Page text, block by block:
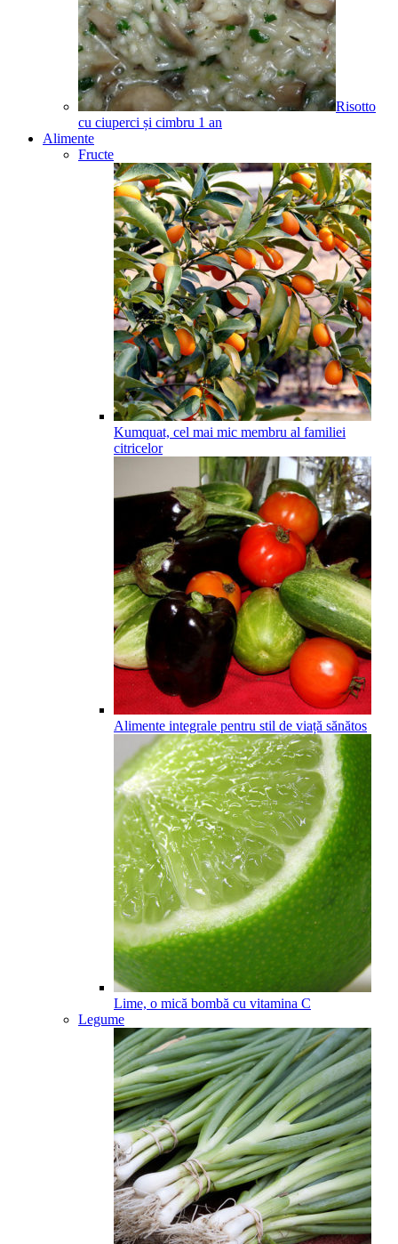
Risotto
cu ciuperci și cimbru 1 an
Alimente
Fructe
Kumquat, cel mai mic membru al familiei
citricelor
Alimente integrale pentru stil de viață sănătos
Lime, o mică bombă cu vitamina C
Legume